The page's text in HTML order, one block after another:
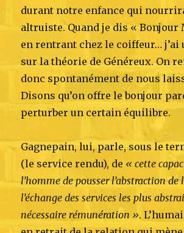
durant notre enfance qui
altruiste. Quand je dis « Bonjour
en rentrant chez le coiffeur… j’ai
sur la théorie de Généreux. On
donc spontanément de nous
Disons qu’on offre le bonjour
perturber un certain équilibre.
Gagnepain, lui, parle, sous le
(le service rendu), de « cette
l’homme de pousser l’abstraction de
l’échange des services les plus
nécessaire rémunération ».